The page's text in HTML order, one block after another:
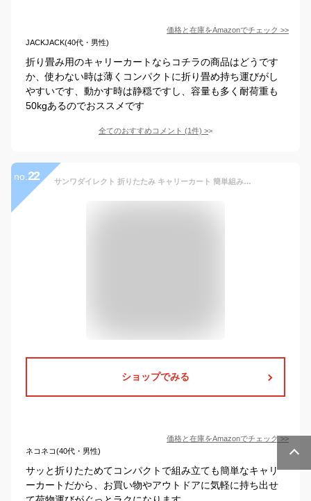
価格と在庫をAmazonでチェック >>
JACKJACK(40代・男性)
折り畳み用のキャリーカートならコチラの商品はどうです
か、使わない時は薄くコンパクトに折り畳め持ち運びがし
やすいです、動かす時は静穏ですし、容量も多く耐荷重も
50kgあるのでおススメです
全てのおすすめコメント (1件) >
no. 22 サンワダイレクト 折りたたみ キャリーカート 簡単組み立て 43リットル 100-CART009
ショップでみる
価格と在庫をAmazonでチェック>>
ネコネコ(40代・男性)
サッと折りたためてコンパクトで組み立ても簡単なキャリ
ーカートだから、お買い物やアウトドアに気軽に持ち出せ